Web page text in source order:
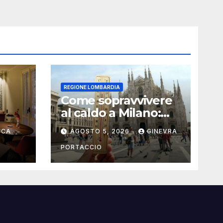
REGIONE LOMBARDIA
Come sopravvivere
al caldo a Milano:
consigli pratici
AGOSTO 5, 2026 GINEVRA
PORTACCIO